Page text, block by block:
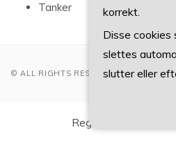
Tanker
© ALL RIGHTS RESERVED 2022
korrekt.
Disse
slettes
slutter eller